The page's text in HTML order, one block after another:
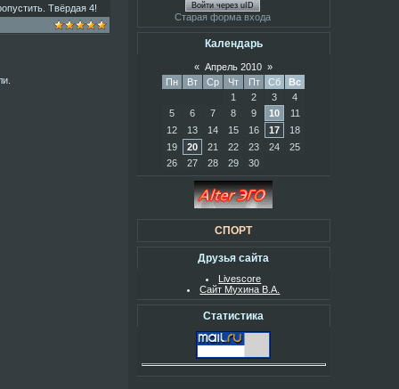
Твёрдая 4!
Войти через uID
Старая форма входа
Календарь
« Апрель 2010 »
Пн
Вт Ср Чт Пт Сб
Вс
1
2 3
4
5
6 7 8 9 10
11
12
13 14 15 16 17
18
19
20 21 22 23 24
25
26
27 28 29 30
СПОРТ
Друзья сайта
Livescore
Сайт Мухина В.А.
Статистика